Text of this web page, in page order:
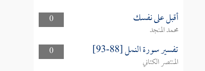
0 أقبل على نفسك
محمد المنجد
0
تفسير سورة النمل [88-93]
المنتصر الكتاني